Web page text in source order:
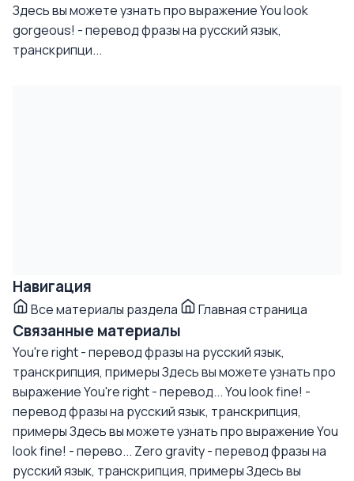
Здесь вы можете узнать про выражение You look
gorgeous! - перевод фразы на русский язык,
транскрипци...
Навигация
Все материалы раздела Главная страница
Связанные материалы
You're right - перевод фразы на русский язык,
транскрипция, примерыЗдесь вы можете узнать про
выражение You're right - перевод...You look fine! -
перевод фразы на русский язык, транскрипция,
примерыЗдесь вы можете узнать про выражение You
look fine! - перево... Zero gravity - перевод фразы на
русский язык, транскрипция, примерыЗдесь вы